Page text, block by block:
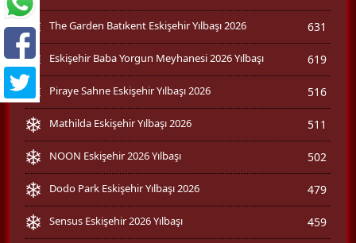
The Garden Batıkent Eskişehir Yılbaşı 2026 631
Eskişehir Baba Yorgun Meyhanesi 2026 Yılbaşı 619
Piraye Sahne Eskişehir Yılbaşı 2026 516
Mathilda Eskişehir Yılbaşı 2026 511
NOON Eskişehir 2026 Yılbaşı 502
Dodo Park Eskişehir Yılbaşı 2026 479
Sensus Eskişehir 2026 Yılbaşı 459